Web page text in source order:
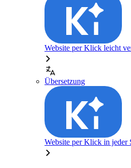
Website per Klick leicht
Übersetzung
Website per Klick in jeder